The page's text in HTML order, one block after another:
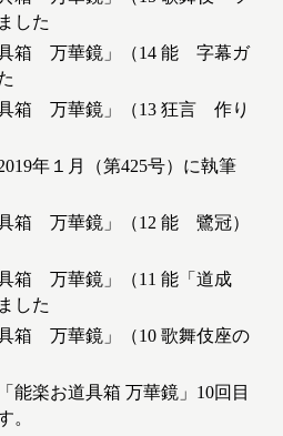
した
箱 万華鏡」（14 能 字幕ガ
箱 万華鏡」（13 狂言 作り
年１月（第425号）に執筆
箱 万華鏡」（12 能 鷺冠）
箱 万華鏡」（11 能「道成
した
箱 万華鏡」（10 歌舞伎座の
能楽お道具箱 万華鏡」10回目
。